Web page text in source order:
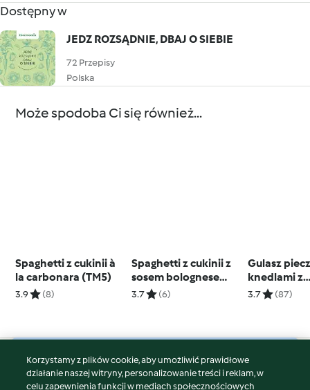
Dostępny w
JEDZ ROZSĄDNIE, DBAJ O SIEBIE
72 Przepisy
Polska
Może spodoba Ci się również...
Spaghetti z cukinii à
la carbonara (TM5)
3.9 (8)
Spaghetti z cukinii z
sosem bolognese
(TM5)
3.7 (6)
Gulasz
knedlami z
czerstwego
3.7 (87)
© Copyright 2026
Korzystamy z plików cookie, aby umożliwić prawidłowe
działanie naszej witryny, personalizowanie treści i reklam, w
celu zapewnienia funkcji w mediach społecznościowych